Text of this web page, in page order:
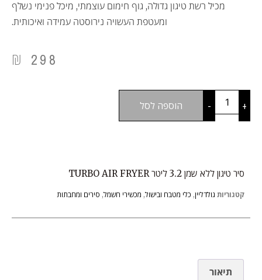
מכיל רשת טיגון גדולה, גוף חימום עוצמתי, מיכל פנימי נשלף
ומעטפת העשויה נירוסטה עמידה ואיכותית.
298
₪
+
- הוספה לסל
סיר טיגון ללא שמן 3.2 ליטר TURBO AIR FRYER
קטגוריות גולדליין, כלי מטבח ובישול, מכשירי חשמל, סירים ומחבתות
תיאור